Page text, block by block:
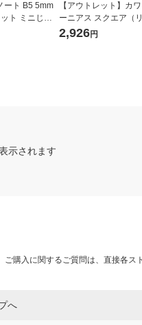
ート B5 5mm
ト ミニじゆ
付 学習帳 LM
【アウトレット】カ
ーニアス スクエア（
ーアル） 1個
2,926円
示されます
購入に関するご質問は、直接各ス
へ